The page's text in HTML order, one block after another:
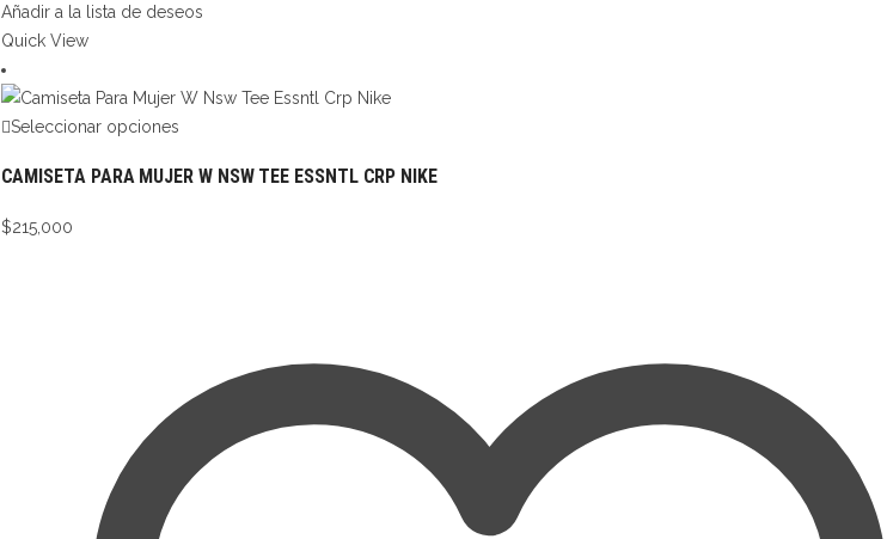
Añadir a la lista de deseos
Quick View
Seleccionar opciones
CAMISETA PARA MUJER W NSW TEE ESSNTL CRP NIKE
$215,000